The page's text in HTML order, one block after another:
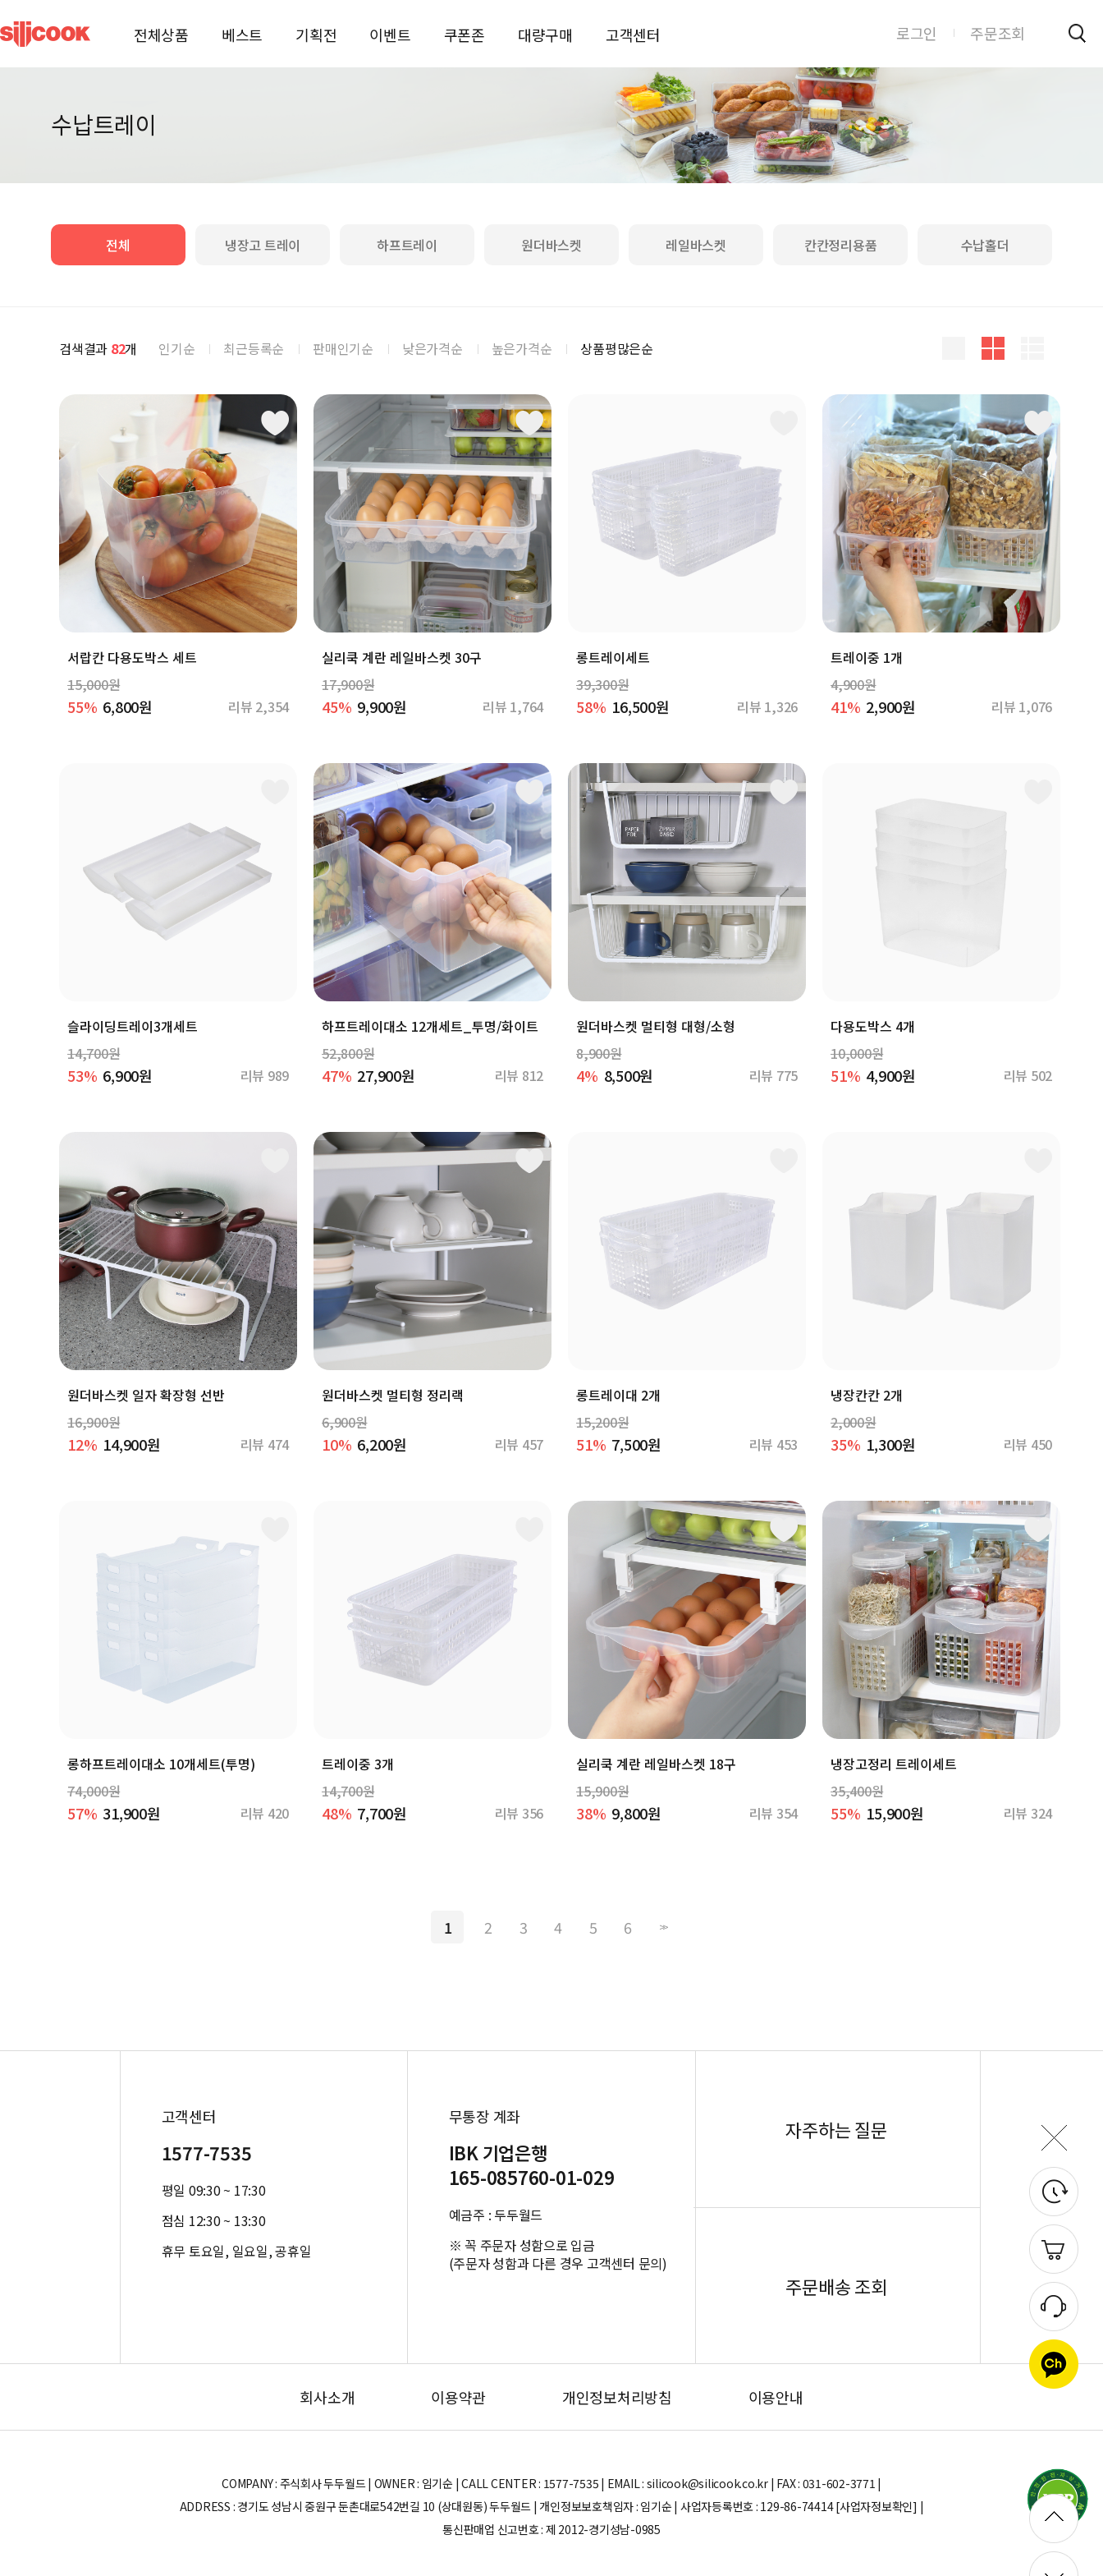
전체상품 베스트 기획전 이벤트 쿠폰존 대량구매 고객센터 로그인 주문조회
수납트레이
전체 냉장고 트레이 하프트레이 원더바스켓 레일바스켓 칸칸정리용품 수납홀더
검색결과 82개 인기순 최근등록순 판매인기순 낮은가격순 높은가격순 상품평많은순
서랍칸 다용도박스 세트
15,000원
55% 6,800원 리뷰 2,354
실리쿡 계란 레일바스켓 30구
17,900원
45% 9,900원 리뷰 1,764
롱트레이세트
39,300원
58% 16,500원 리뷰 1,326
트레이중 1개
4,900원
41% 2,900원 리뷰 1,076
슬라이딩트레이3개세트
14,700원
53% 6,900원 리뷰 989
하프트레이대소 12개세트_투명/화이트
52,800원
47% 27,900원 리뷰 812
원더바스켓 멀티형 대형/소형
8,900원
4% 8,500원 리뷰 775
다용도박스 4개
10,000원
51% 4,900원 리뷰 502
원더바스켓 일자 확장형 선반
16,900원
12% 14,900원 리뷰 474
원더바스켓 멀티형 정리랙
6,900원
10% 6,200원 리뷰 457
롱트레이대 2개
15,200원
51% 7,500원 리뷰 453
냉장칸칸 2개
2,000원
35% 1,300원 리뷰 450
롱하프트레이대소 10개세트(투명)
74,000원
57% 31,900원 리뷰 420
트레이중 3개
14,700원
48% 7,700원 리뷰 356
실리쿡 계란 레일바스켓 18구
15,900원
38% 9,800원 리뷰 354
냉장고정리 트레이세트
35,400원
55% 15,900원 리뷰 324
1 2 3 4 5 6 >>
고객센터
1577-7535
평일 09:30 ~ 17:30
점심 12:30 ~ 13:30
휴무 토요일, 일요일, 공휴일
무통장 계좌
IBK 기업은행
165-085760-01-029
예금주 : 두두월드
※ 꼭 주문자 성함으로 입금
(주문자 성함과 다른 경우 고객센터 문의)
자주하는 질문
주문배송 조회
회사소개 이용약관 개인정보처리방침 이용안내
COMPANY : 주식회사 두두월드 | OWNER : 임기순 | CALL CENTER : 1577-7535 | EMAIL : silicook@silicook.co.kr | FAX : 031-602-3771 |
ADDRESS : 경기도 성남시 중원구 둔촌대로542번길 10 (상대원동) 두두월드 | 개인정보보호책임자 : 임기순 | 사업자등록번호 : 129-86-74414[사업자정보확인] |
통신판매업 신고번호 : 제 2012-경기성남-0985